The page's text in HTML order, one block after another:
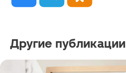
Другие публикации